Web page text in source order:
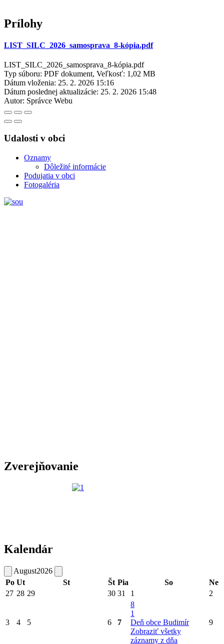
Prílohy
LIST_SILC_2026_samosprava_8-kópia.pdf
LIST_SILC_2026_samosprava_8-kópia.pdf
Typ súboru: PDF dokument, Veľkosť: 1,02 MB
Dátum vloženia: 25. 2. 2026 15:16
Dátum poslednej aktualizácie: 25. 2. 2026 15:48
Autor: Správce Webu
Udalosti v obci
Oznamy
Dôležité informácie
Podujatia v obci
Fotogaléria
Zverejňovanie
Kalendár
August2026
Po Ut St Št Pia So
Ne
27 28 29 30 31 1 2
3 4 5 6 7
8
1
Deň obce Budimír
Zobraziť všetky
záznamy z dňa
9